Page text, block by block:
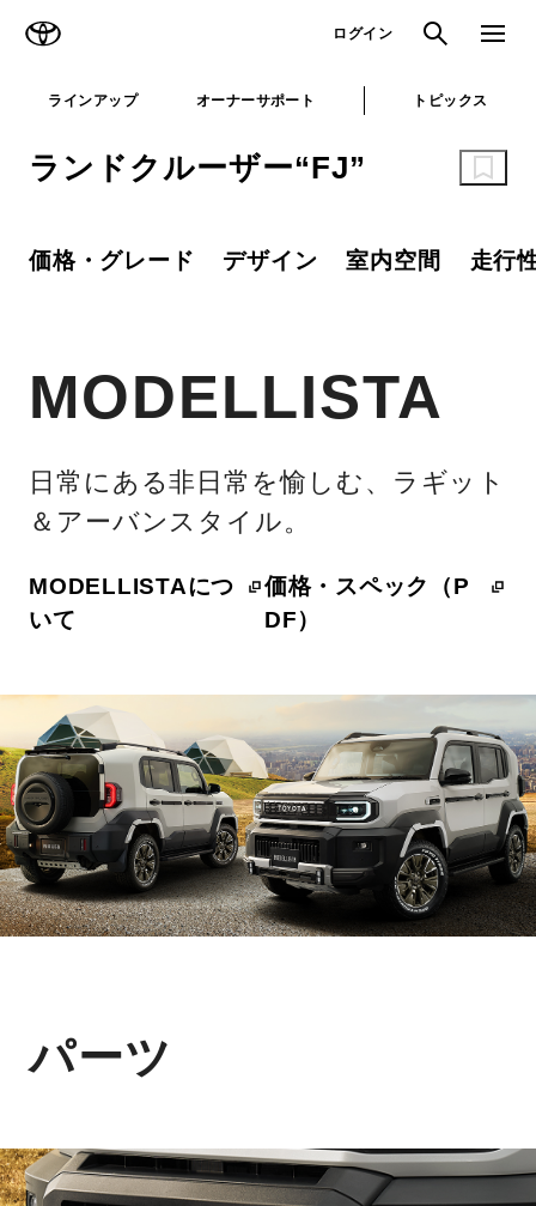
ログイン 検索 メニュ
ラインアップ オーナーサポート トピックス
ランドクルーザー“FJ”
価格・グレード デザイン 室内空間 走行
MODELLISTA
日常にある非日常を愉しむ、ラギット
＆アーバンスタイル。
MODELLISTAにつ
いて
価格・スペック（P
DF）
パーツ